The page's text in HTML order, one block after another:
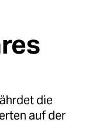
die
auf der